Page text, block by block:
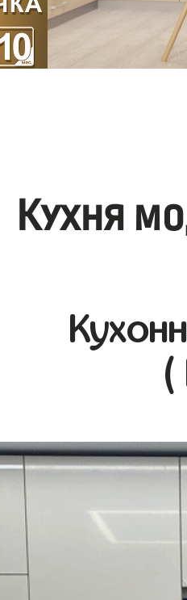
Кухня
(